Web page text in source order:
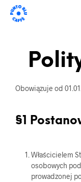
Obowiązuje od
§1
Właścicielem
osobowych
prowadzonej